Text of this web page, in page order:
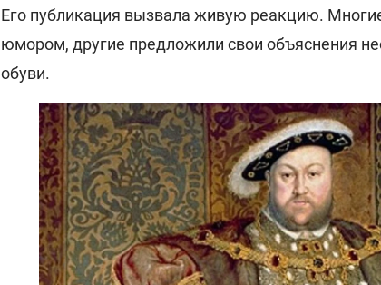
Его публикация вызвала живую реакцию.
юмором, другие предложили свои объяснения
обуви.